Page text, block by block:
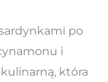
po
i
która